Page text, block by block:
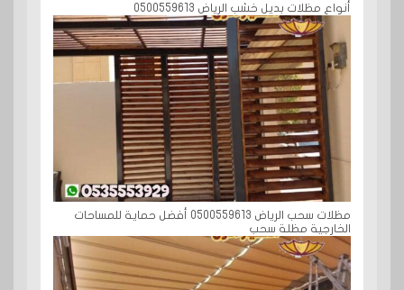
أنواع مظلات بديل خشب الرياض 0500559613
مظلات سحب الرياض 0500559613 أفضل حماية للمساحات
الخارجية مظلة سحب